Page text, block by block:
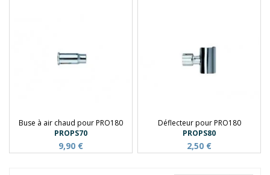
Buse à air chaud pour PRO180
PROPS70
9,90 €
Déflecteur pour PRO180
PROPS80
2,50 €